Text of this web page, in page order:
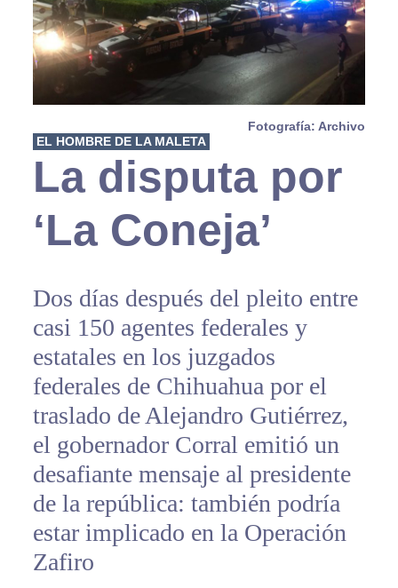
Fotografía: Archivo
EL HOMBRE DE LA MALETA
La disputa por
‘La Coneja’
Dos días después del pleito entre
casi 150 agentes federales y
estatales en los juzgados
federales de Chihuahua por el
traslado de Alejandro Gutiérrez,
el gobernador Corral emitió un
desafiante mensaje al presidente
de la república: también podría
estar implicado en la Operación
Zafiro